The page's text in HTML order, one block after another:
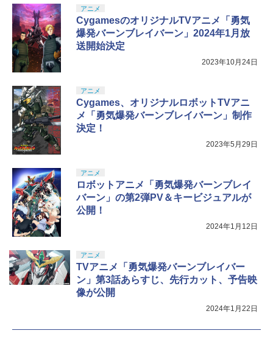
5
ニンテンドープリペイド番号 5000円|オ
ンラインコード版
5
【純正品】DualSense ワイヤレスコン
トローラー(CFI-ZCT2J)
5
【国内正規品】Thrustmaster スラスト
マスター TH8S シフター - PC、PS4、P
S5、PS5 Pro、Xbox One、Xbox Serie
s X|S 対応の高精度 H パターン シフター
￥8,698
5
巾着＋メーカー特典:【坤と離】二振りの
剣、十翼より来たる！スタジオ描き下ろ
しイラストボード付) [DVD]
アニメ
CygamesのオリジナルTVアニメ「勇気
爆発バーンブレイバーン」2024年1月放
送開始決定
2023年10月24日
アニメ
Cygames、オリジナルロボットTVアニ
メ「勇気爆発バーンブレイバーン」制作
決定！
2023年5月29日
アニメ
ロボットアニメ「勇気爆発バーンブレイ
バーン」の第2弾PV＆キービジュアルが
公開！
2024年1月12日
アニメ
TVアニメ「勇気爆発バーンブレイバー
ン」第3話あらすじ、先行カット、予告映
像が公開
2024年1月22日